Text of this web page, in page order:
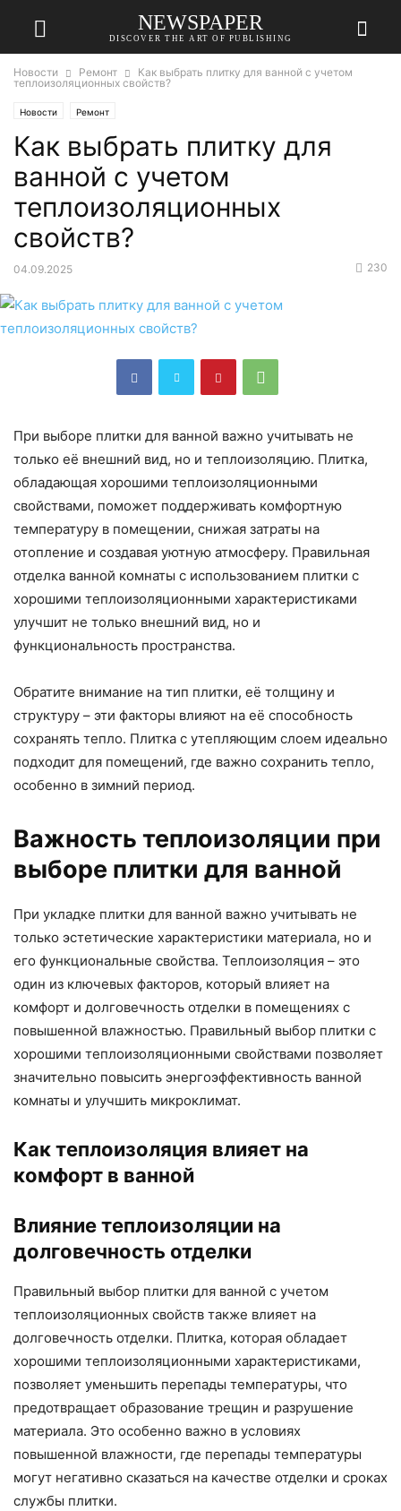
NEWSPAPER
DISCOVER THE ART OF PUBLISHING
Новости Ремонт
Как выбрать плитку для ванной с учетом
теплоизоляционных свойств?
Новости Ремонт
Как выбрать плитку для
ванной с учетом
теплоизоляционных
свойств?
04.09.2025 230
При выборе плитки для ванной важно учитывать не
только её внешний вид, но и теплоизоляцию. Плитка,
обладающая хорошими теплоизоляционными
свойствами, поможет поддерживать комфортную
температуру в помещении, снижая затраты на
отопление и создавая уютную атмосферу. Правильная
отделка ванной комнаты с использованием плитки с
хорошими теплоизоляционными характеристиками
улучшит не только внешний вид, но и
функциональность пространства.
Обратите внимание на тип плитки, её толщину и
структуру – эти факторы влияют на её способность
сохранять тепло. Плитка с утепляющим слоем идеально
подходит для помещений, где важно сохранить тепло,
особенно в зимний период.
Важность теплоизоляции при
выборе плитки для ванной
При укладке плитки для ванной важно учитывать не
только эстетические характеристики материала, но и
его функциональные свойства. Теплоизоляция – это
один из ключевых факторов, который влияет на
комфорт и долговечность отделки в помещениях с
повышенной влажностью. Правильный выбор плитки с
хорошими теплоизоляционными свойствами позволяет
значительно повысить энергоэффективность ванной
комнаты и улучшить микроклимат.
Как теплоизоляция влияет на
комфорт в ванной
Влияние теплоизоляции на
долговечность отделки
Правильный выбор плитки для ванной с учетом
теплоизоляционных свойств также влияет на
долговечность отделки. Плитка, которая обладает
хорошими теплоизоляционными характеристиками,
позволяет уменьшить перепады температуры, что
предотвращает образование трещин и разрушение
материала. Это особенно важно в условиях
повышенной влажности, где перепады температуры
могут негативно сказаться на качестве отделки и сроках
службы плитки.